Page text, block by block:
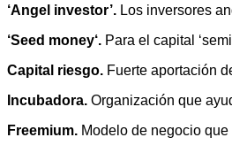
‘Angel investor’. Los inversores
‘Seed money‘. Para el capital
Capital riesgo. Fuerte aportación
Incubadora. Organización que
Freemium. Modelo de negocio